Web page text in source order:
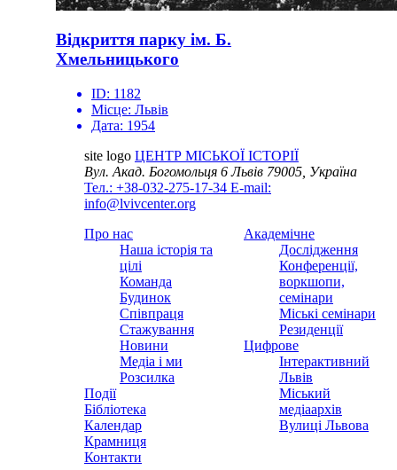
Відкриття парку ім. Б.
Хмельницького
ID: 1182
Місце: Львів
Дата: 1954
site logo ЦЕНТР МІСЬКОЇ ІСТОРІЇ
Вул. Акад. Богомольця 6Львів 79005, Україна
Тел.: +38-032-275-17-34 E-mail:
info@lvivcenter.org
Про нас
Наша історія та
цілі
Команда
Будинок
Співпраця
Стажування
Новини
Медіа і ми
Розсилка
Події
Бібліотека
Календар
Крамниця
Контакти
Академічне
Дослідження
Конференції,
воркшопи,
семінари
Міські семінари
Резиденції
Цифрове
Інтерактивний
Львів
Міський
медіаархів
Вулиці Львова